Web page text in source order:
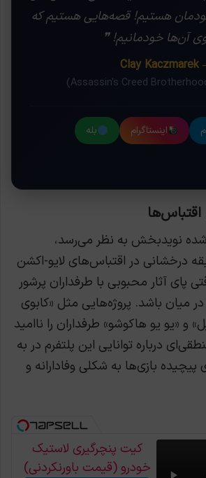
هستیم! قصه‌هایی هستیم که
آن‌ها خودمانیم! ❞
—
اینستاگرام
بله
نویدبخش به نظر می‌رسد،
درخشانی در اقتباس‌های لایو-اکشن
پای آثار محبوبی با طرفداران پرشور
میان باشد. پروژه‌هایی مثل «کابوی
و «یو یو هاکوشو» طرفداران را ناامید
درباره توانایی این پلتفرم در به
بازی‌ها به شکلی وفادارانه و
کیت پنچرگیری لاستیک
خودرو (قیمت باورنکردنی)